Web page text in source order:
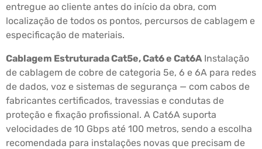
entregue ao cliente antes do início da obra, com
localização de todos os pontos, percursos de cablagem e
especificação de materiais.
Cablagem Estruturada Cat5e, Cat6 e Cat6A Instalação
de cablagem de cobre de categoria 5e, 6 e 6A para redes
de dados, voz e sistemas de segurança — com cabos de
fabricantes certificados, travessias e condutas de
proteção e fixação profissional. A Cat6A suporta
velocidades de 10 Gbps até 100 metros, sendo a escolha
recomendada para instalações novas que precisam de